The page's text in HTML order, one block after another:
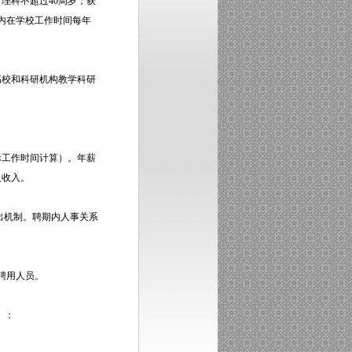
在学校工作时间每年
和科研机构教学科研
作时间计算）。年薪
入。
机制。聘期内人事关系
人员。